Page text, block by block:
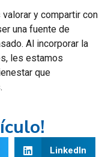
y compartir con
una fuente de
Al incorporar la
les estamos
que
LinkedIn